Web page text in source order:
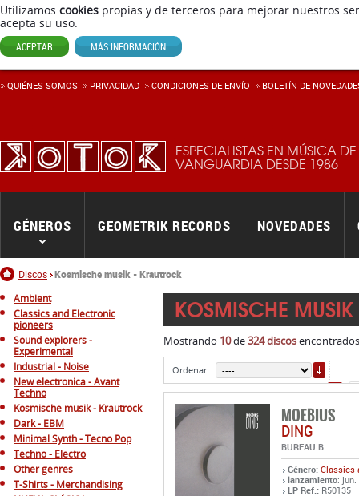
Utilizamos cookies propias y de terceros para mejorar nuestros
acepta su uso.
ACEPTAR MÁS INFORMACIÓN
ESPECIALISTAS EN MÚSICA DE
VANGUARDIA DESDE 1986
Inicio
Discos Kosmische musik - Krautrock
GÉNEROS GEOMETRIK RECORDS NOVEDADES
QUIÉNES SOMOS PRIVACIDAD CONDICIONES DE ENVÍ­O BOLETÍN DE
Ambient
Classics and Electronic
pioneers
Sound explorers -
Experimental
Industrial - Noise
New electronica - Avant
Techno
Kosmische musik - Krautrock
Dark - EBM
Minimal Synth - Tecno Pop
Techno - Electro
Other genres
T-Shirts - Merchandising
KOSMISCHE
Mostrando 10de324 discos
Ordenar:
MOEBIUS
DING
BUREAU B
Género: Classics
lanzamiento: jun.
LP Ref.: R50135